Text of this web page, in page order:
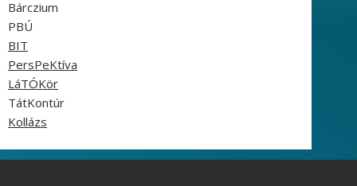
Bárczium
PBÚ
BIT
PersPeKtíva
LáTÓKör
TátKontúr
Kollázs